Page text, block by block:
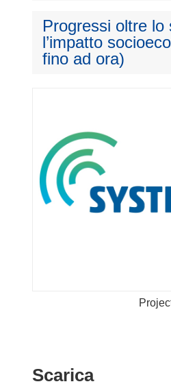
Progressi oltre lo
l’impatto
fino ad ora)
ScaricaScarica